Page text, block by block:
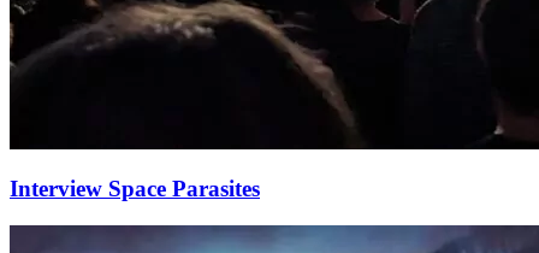
Interview Space Parasites